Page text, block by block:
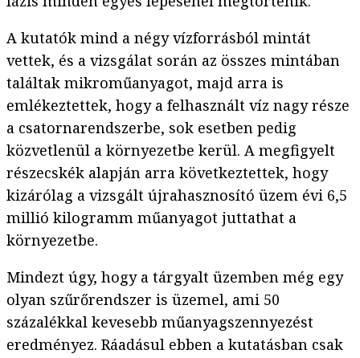
A kutatók mind a négy vízforrásból mintát
vettek, és a vizsgálat során az összes mintában
találtak mikroműanyagot, majd arra is
emlékeztettek, hogy a felhasznált víz nagy része
a csatornarendszerbe, sok esetben pedig
közvetlenül a környezetbe kerül. A megfigyelt
részecskék alapján arra következtettek, hogy
kizárólag a vizsgált újrahasznosító üzem évi 6,5
millió kilogramm műanyagot juttathat a
környezetbe.
Mindezt úgy, hogy a tárgyalt üzemben még egy
olyan szűrőrendszer is üzemel, ami 50
százalékkal kevesebb műanyagszennyezést
eredményez. Ráadásul ebben a kutatásban csak